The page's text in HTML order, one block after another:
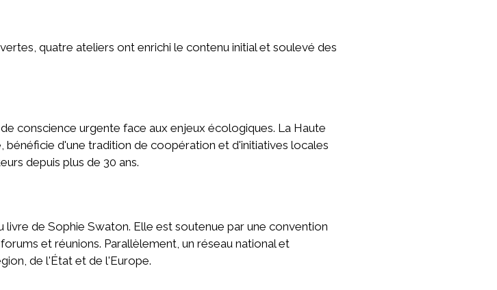
quatre ateliers ont enrichi le contenu initial et soulevé des
conscience urgente face aux enjeux écologiques. La Haute
bénéficie d'une tradition de coopération et d'initiatives locales
depuis plus de 30 ans.
de Sophie Swaton. Elle est soutenue par une convention
et réunions. Parallèlement, un réseau national et
de l'État et de l'Europe.